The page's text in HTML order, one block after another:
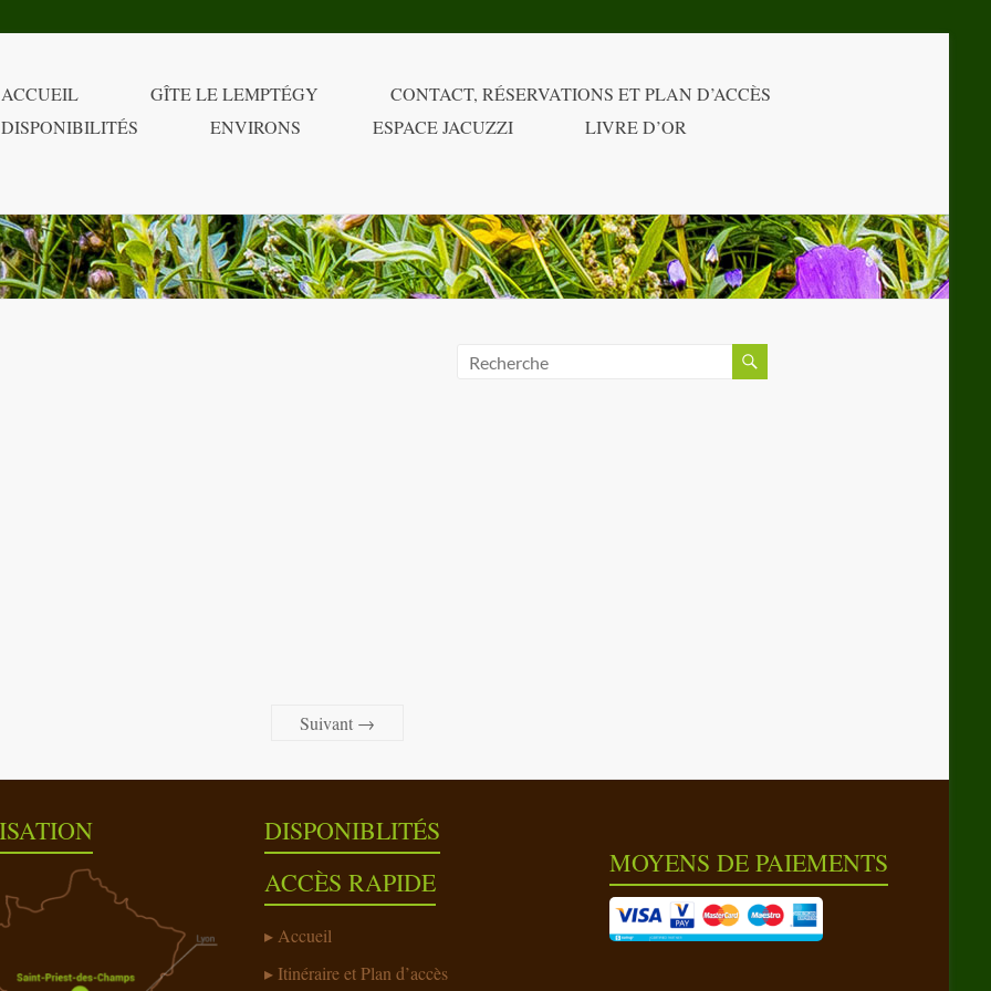
ACCUEIL GÎTE LE LEMPTÉGY
CONTACT, RÉSERVATIONS ET PLAN D’ACCÈS
DISPONIBILITÉS
ENVIRONS ESPACE JACUZZI LIVRE D’OR
Suivant →
DISPONIBLITÉS
ACCÈS RAPIDE
Accueil
Itinéraire et Plan d’accès
MOYENS DE PAIEMENTS